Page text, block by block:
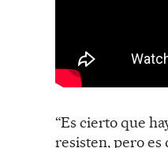
“Es cierto que
resisten, pero es